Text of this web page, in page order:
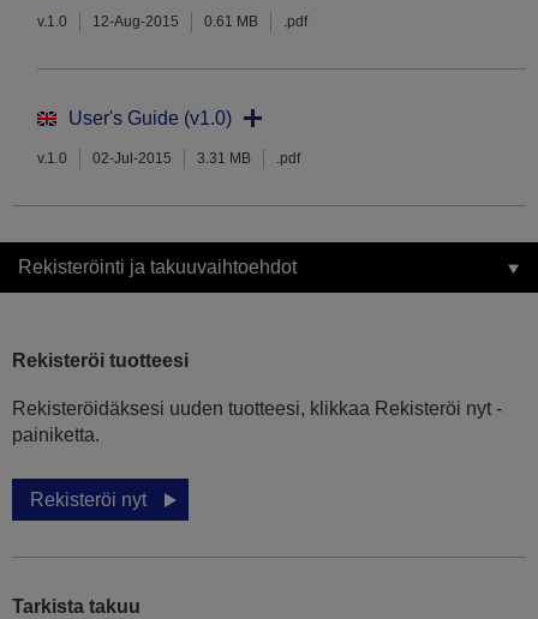
v.1.0 12-Aug-2015 0.61 MB .pdf
User's Guide (v1.0)
v.1.0 02-Jul-2015 3.31 MB .pdf
Rekisteröinti ja takuuvaihtoehdot
Rekisteröi tuotteesi
Rekisteröidäksesi uuden tuotteesi, klikkaa Rekisteröi nyt -
painiketta.
Rekisteröi nyt
Tarkista takuu